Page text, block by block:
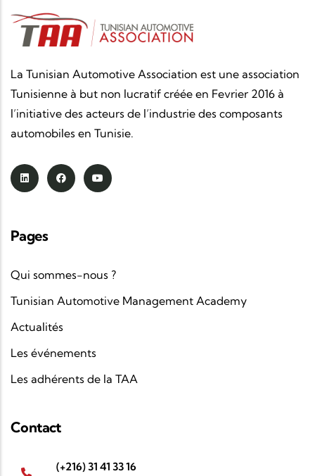
La Tunisian Automotive Association est une association
Tunisienne à but non lucratif créée en Fevrier 2016 à
l’initiative des acteurs de l’industrie des composants
automobiles en Tunisie.
Pages
Qui sommes-nous ?
Tunisian Automotive Management Academy
Actualités
Les événements
Les adhérents de la TAA
Contact
(+216) 31 41 33 16